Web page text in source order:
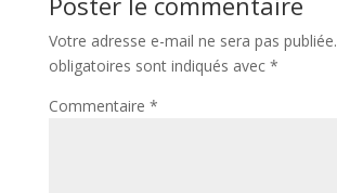
Votre adresse e-mail ne sera pas publiée.
obligatoires sont indiqués avec *
Commentaire *